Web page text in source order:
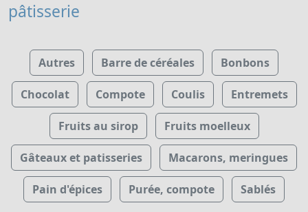
pâtisserie
Autres Barre de céréales Bonbons
Chocolat Compote Coulis Entremets
Fruits au sirop Fruits moelleux
Gâteaux et patisseries Macarons, meringues
Pain d'épices Purée, compote Sablés